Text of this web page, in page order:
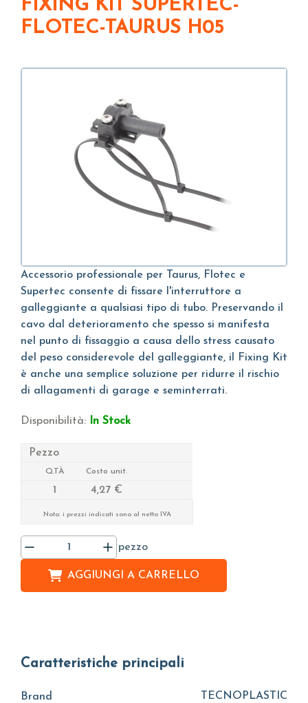
FIXING KIT SUPERTEC-
FLOTEC-TAURUS H05
Accessorio professionale per Taurus, Flotec e
Supertec consente di fissare l'interruttore a
galleggiante a qualsiasi tipo di tubo. Preservando il
cavo dal deterioramento che spesso si manifesta
nel punto di fissaggio a causa dello stress causato
del peso considerevole del galleggiante, il Fixing Kit
è anche una semplice soluzione per ridurre il rischio
di allagamenti di garage e seminterrati.
Disponibilità: In Stock
Pezzo
Q.TÀ Costo unit.
1 4,27 €
Nota: i prezzi indicati sono al netto IVA
pezzo
AGGIUNGI A CARRELLO
Caratteristiche principali
Brand TECNOPLASTIC